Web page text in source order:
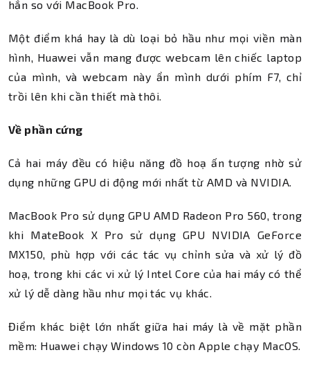
hẳn so với MacBook Pro.
Một điểm khá hay là dù loại bỏ hầu như mọi viền màn
hình, Huawei vẫn mang được webcam lên chiếc laptop
của mình, và webcam này ẩn mình dưới phím F7, chỉ
trồi lên khi cần thiết mà thôi.
Về phần cứng
Cả hai máy đều có hiệu năng đồ hoạ ấn tượng nhờ sử
dụng những GPU di động mới nhất từ AMD và NVIDIA.
MacBook Pro sử dụng GPU AMD Radeon Pro 560, trong
khi MateBook X Pro sử dụng GPU NVIDIA GeForce
MX150, phù hợp với các tác vụ chỉnh sửa và xử lý đồ
hoạ, trong khi các vi xử lý Intel Core của hai máy có thể
xử lý dễ dàng hầu như mọi tác vụ khác.
Điểm khác biệt lớn nhất giữa hai máy là về mặt phần
mềm: Huawei chạy Windows 10 còn Apple chạy MacOS.